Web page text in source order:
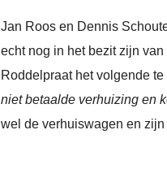
Jan Roos en Dennis
echt nog in het bezit zijn
Roddelpraat het volgende te
niet betaalde verhuizing en
wel de verhuiswagen en